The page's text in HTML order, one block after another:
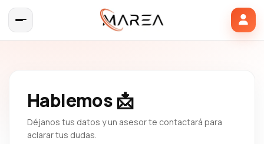
Hablemos📩
Déjanos tus datos y un asesor te contactará para
aclarar tus dudas.